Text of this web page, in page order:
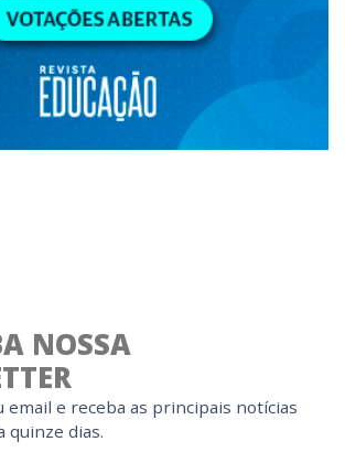
NOSSA
email e receba as principais notícias
quinze dias.